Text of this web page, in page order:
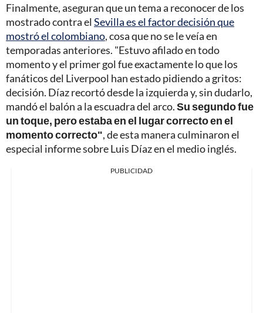
Finalmente, aseguran que un tema a reconocer de los
mostrado contra el Sevilla es el factor decisión que
mostró el colombiano, cosa que no se le veía en
temporadas anteriores. "Estuvo afilado en todo
momento y el primer gol fue exactamente lo que los
fanáticos del Liverpool han estado pidiendo a gritos:
decisión. Díaz recortó desde la izquierda y, sin dudarlo,
mandó el balón a la escuadra del arco.Su segundo fue
un toque, pero estaba en el lugar correcto en el
momento correcto", de esta manera culminaron el
especial informe sobre Luis Díaz en el medio inglés.
PUBLICIDAD